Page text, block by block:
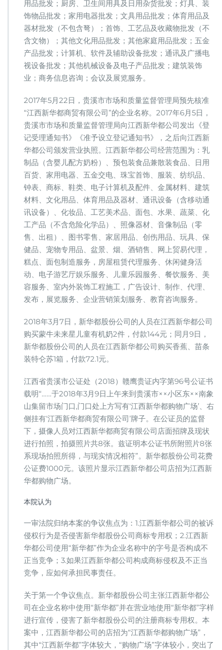
用品批发；厨房、卫生间用具及日用杂货批发；灯具、装
饰物品批发；家用电器批发；文具用品批发；体育用品及
器材批发（不包含弩）；首饰、工艺品及收藏物批发（不
含文物）；其他文化用品批发；其他家庭用品批发；五金
产品批发；计算机、软件及辅助设备批发；通讯及广播电
视设备批发；其他机械设备及电子产品批发；建筑装饰
业；商务信息咨询；会议及展览服务。
2017年5月22日，贵溪市市场和质量监督管理局预先核准
“江西新华都商贸有限公司”的企业名称。2017年6月5日，
贵溪市市场和质量监督管理局向江西新华都公司发出《登
记受理通知书》《准予设立登记通知书》，之后向江西新
华都公司颁发营业执照。江西新华都公司经营范围为：乳
制品（含婴儿配方奶粉）、预包装食品兼散装食品、日用
百货、家用电器、五金交电、珠宝首饰、服装、纺织品、
钟表、商标、鞋类、电子计算机及配件、金属材料、建筑
材料、文化用品、体育用品及器材、通讯设备（含移动通
讯设备）、化妆品、工艺美术品、面包、水果、蔬菜、化
工产品（不含危险化学品）、照像器材、音像制品（零
售、出租）、图书零售、家居用品、创伤用品、玩具、保
健品、宠物专用品、盆景、烟、酒销售、网上贸易代理，
糕点、面包制造服务，房屋租赁代理服务、休闲健身活
动、电子游艺厅娱乐服务、儿童乐园服务、餐饮服务、美
容服务、室内外装饰工程施工，广告设计、制作、代理、
发布，展览服务、企业营销策划服务、教育咨询服务。
2018年3月7日，新华都股份公司的人员在江西新华都公司
购买蒙牛未来星儿童有机奶2件，付款144元；同月9日，
新华都股份公司的人员在江西新华都公司购买香蕉、苗条
装特仑苏1箱，付款72.1元。
江西省贵溪市公证处（2018）赣鹰贵证内字第96号公证书
载明“……于2018年3月9日上午来到贵溪市××小区东××南象
山集留市场门口,门口处上方写有‘江西新华都购物广场’、右
侧挂有‘江西新华都商贸有限公司’牌子。在公证员的监督
下，摄像人员对江西新华都商贸有限公司店面招牌及现状
进行拍照，拍摄照片共8张。兹证明本公证书所附照片8张
系现场拍照所得，与现实情况相符”。新华都股份公司花费
公证费1000元。该照片显示江西新华都公司店招为江西新
华都购物广场。
本院认为
一审法院归纳本案的争议焦点为：1.江西新华都公司的被诉
侵权行为是否侵害新华都股份公司商标专用权；2.江西新
华都公司使用“新华都”作为企业名称中的字号是否构成不
正当竞争；3.如果江西新华都公司构成商标侵权及不正当
竞争，应如何承担民事责任。
关于第一个争议焦点。新华都股份公司主张江西新华都公
司在企业名称中使用“新华都”并在营业地使用“新华都”字样
进行宣传，侵害了新华都股份公司的注册商标专用权。本
案中，江西新华都公司的店招为“江西新华都购物广场”，
其中“江西新华都”字体较大，“购物广场”字体较小，突出了